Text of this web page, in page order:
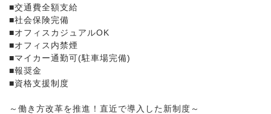
■交通費全額支給
■社会保険完備
■オフィスカジュアルOK
■オフィス内禁煙
■マイカー通勤可(駐車場完備)
■報奨金
■資格支援制度
～働き方改革を推進！直近で導入した新制度～